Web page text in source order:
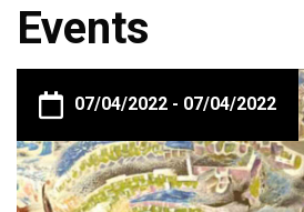
Events
07/04/2022 - 07/04/2022